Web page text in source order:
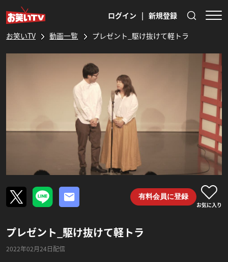
ログイン | 新規登録
お笑いTV 動画一覧 プレゼント_駆け抜けて軽トラ
有料会員に登録
お気に入り
プレゼント_駆け抜けて軽トラ
2022年02月24日配信